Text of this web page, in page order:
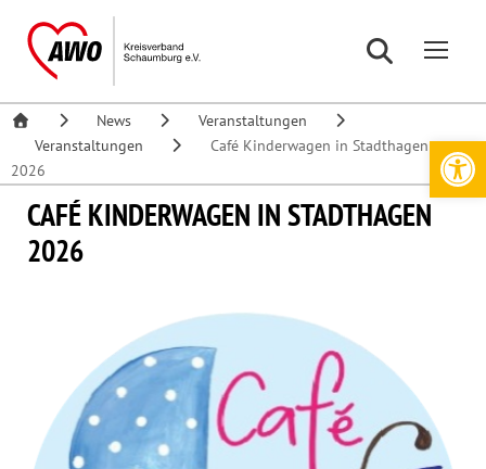
News
Veranstaltungen
Veranstaltungen
Café Kinderwagen in Stadthagen
2026
CAFÉ KINDERWAGEN IN STADTHAGEN
2026
Werkzeugleiste öffnen